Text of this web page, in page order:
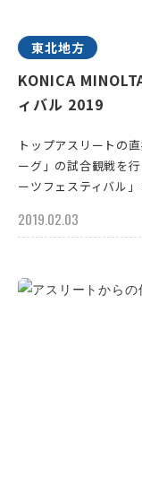
東北地方
KONICA
ィバル 2019
トップアスリートの
ーグ」の試合観戦を
ーツフェスティバル」
2019.02.03